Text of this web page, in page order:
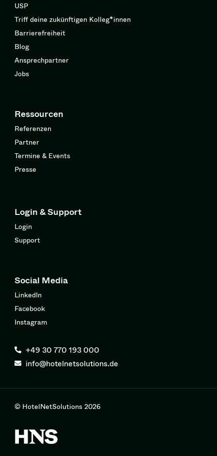
USP
Triff deine zukünftigen Kolleg*innen
Barrierefreiheit
Blog
Ansprechpartner
Jobs
Ressourcen
Referenzen
Partner
Termine & Events
Presse
Login & Support
Login
Support
Social Media
LinkedIn
Facebook
Instagram
+49 30 770 193 000
info@hotelnetsolutions.de
© HotelNetSolutions 2026